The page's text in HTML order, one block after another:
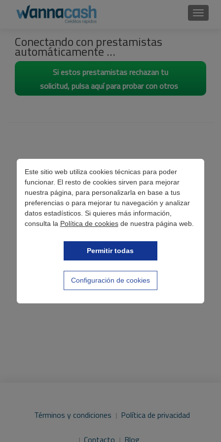
Este sitio web utiliza cookies técnicas para poder
funcionar. El resto de cookies sirven para mejorar
nuestra página, para personalizarla en base a tus
preferencias o para mejorar tu navegación y analizar
datos estadísticos. Si quieres más información,
consulta la Política de cookiesde nuestra página web.
Permitir todas
Configuración de cookies
Conectando con prestamistas
automáticamente …
Si estos prestamistas rechazan tu
solicitud, pulsa aquí para probar con otros
Términos y condiciones Política de privacidad
Contacto Blog